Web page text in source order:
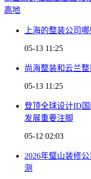
高地
上海的整装公司
05-13 11:25
尚海整装和云兰
05-13 11:25
登顶全球设计ID
发展重要注脚
05-12 02:03
2026年璧山装修
测